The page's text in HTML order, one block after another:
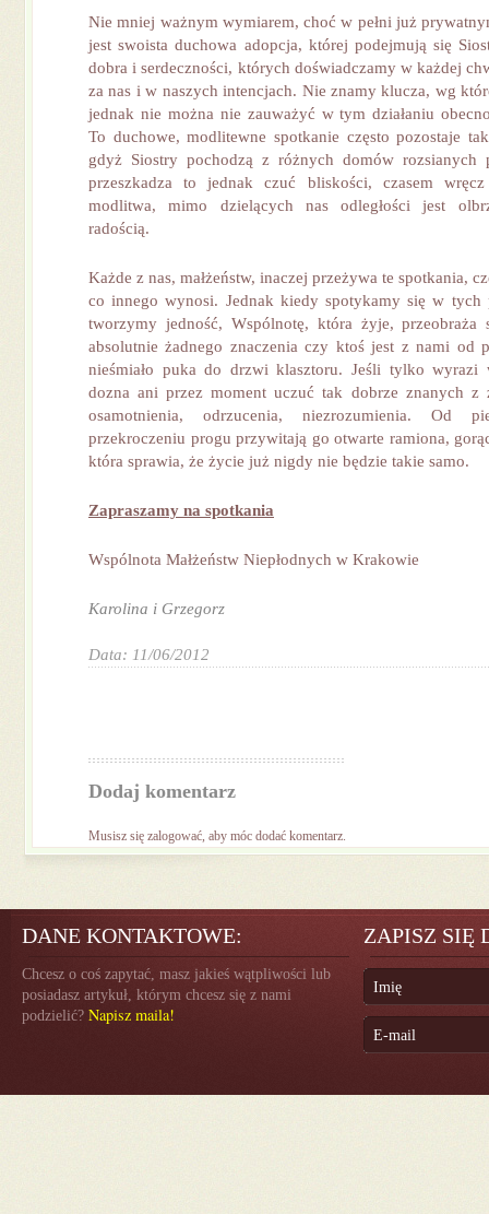
Nie mniej ważnym wymiarem, choć w pełni już
jest swoista duchowa adopcja, której podejmują się
dobra i serdeczności, których doświadczamy w każdej
za nas i w naszych intencjach. Nie znamy klucza, wg
jednak nie można nie zauważyć w tym działaniu
To duchowe, modlitewne spotkanie często pozostaje
gdyż Siostry pochodzą z różnych domów rozsianych
przeszkadza to jednak czuć bliskości, czasem wręcz
modlitwa, mimo dzielących nas odległości jest
radością.
Każde z nas, małżeństw, inaczej przeżywa te spotkania,
co innego wynosi. Jednak kiedy spotykamy się w tych
tworzymy jedność, Wspólnotę, która żyje,
absolutnie żadnego znaczenia czy ktoś jest z nami od
nieśmiało puka do drzwi klasztoru. Jeśli tylko wyrazi
dozna ani przez moment uczuć tak dobrze znanych z
osamotnienia, odrzucenia, niezrozumienia. Od
przekroczeniu progu przywitają go otwarte ramiona,
która sprawia, że życie już nigdy nie będzie takie samo.
Zapraszamy na spotkania
Wspólnota Małżeństw Niepłodnych w Krakowie
Karolina i Grzegorz
Data: 11/06/2012
Dodaj komentarz
Musisz się zalogować, aby móc dodać komentarz.
DANE KONTAKTOWE:
Chcesz o coś zapytać, masz jakieś wątpliwości lub
posiadasz artykuł, którym chcesz się z nami
podzielić? Napisz maila!
ZAPISZ SIĘ